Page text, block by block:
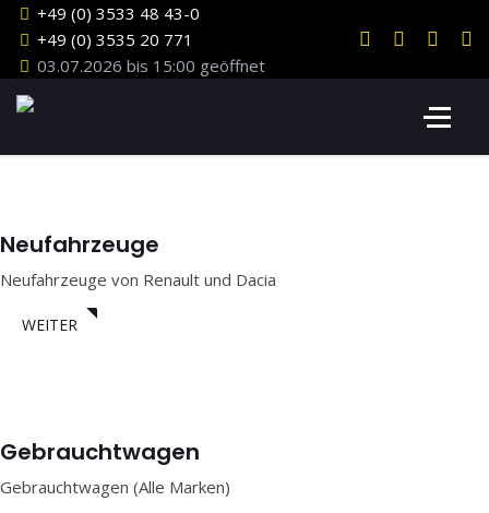
+49 (0) 3533 48 43-0
+49 (0) 3535 20 771
03.07.2026 bis 15:00 geöffnet
Neufahrzeuge
Neufahrzeuge von Renault und Dacia
WEITER
Gebrauchtwagen
Gebrauchtwagen (Alle Marken)